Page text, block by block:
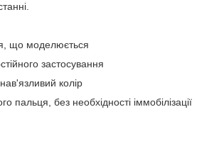
що моделюється
застосування
колір
пальця, без необхідності іммобілізації